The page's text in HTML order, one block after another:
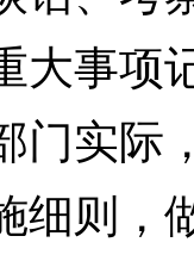
大事项
门实际
细则，